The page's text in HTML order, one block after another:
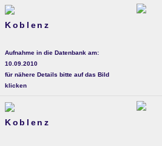
Koblenz
Aufnahme in die Datenbank am:
10.09.2010
für nähere Details bitte auf das Bild
klicken
Koblenz